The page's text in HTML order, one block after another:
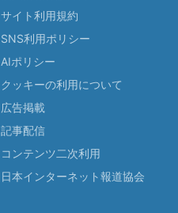
サイト利用規約
SNS利用ポリシー
AIポリシー
クッキーの利用について
広告掲載
記事配信
コンテンツ二次利用
日本インターネット報道協会